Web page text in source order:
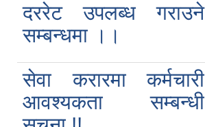
दररेट उपलब्ध गराउने
सम्बन्धमा ।।
सेवा करारमा कर्मचारी
आवश्यकता सम्बन्धी